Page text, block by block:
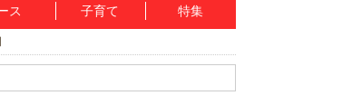
ス 子育て 特集